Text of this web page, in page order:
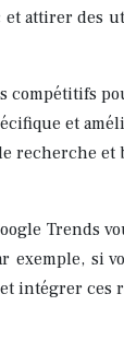
attirer des
et
recherche
Trends
exemple, si
intégrer ces